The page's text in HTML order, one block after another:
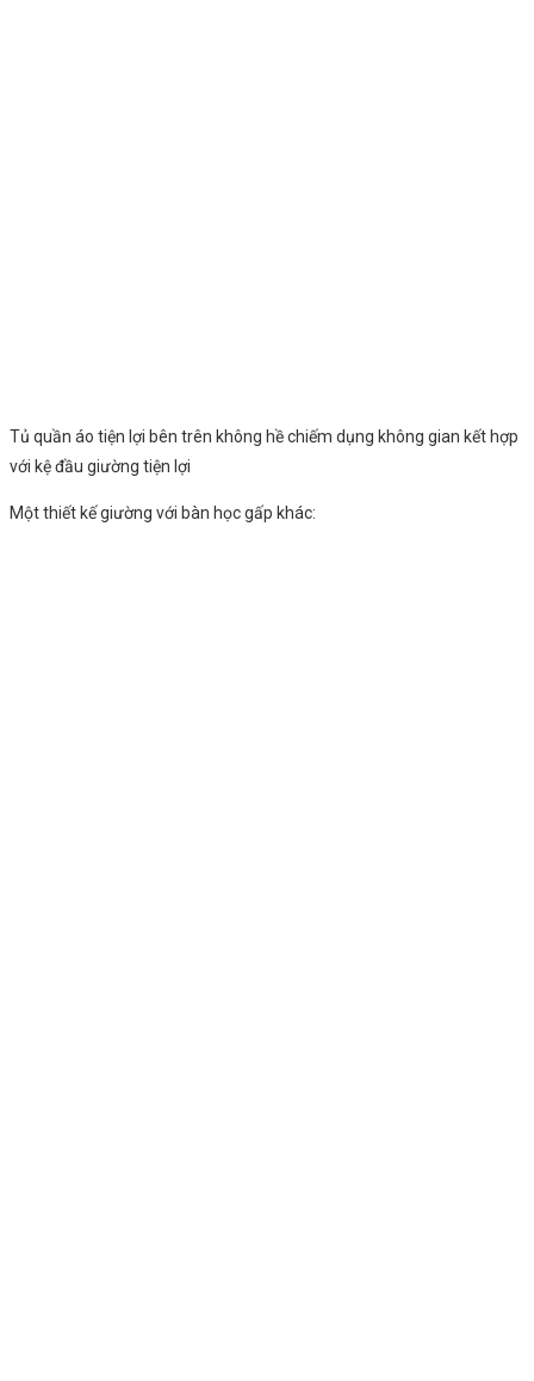
Tủ quần áo tiện lợi bên trên không hề chiếm dụng không gian kết hợp
với kệ đầu giường tiện lợi
Một thiết kế giường với bàn học gấp khác: